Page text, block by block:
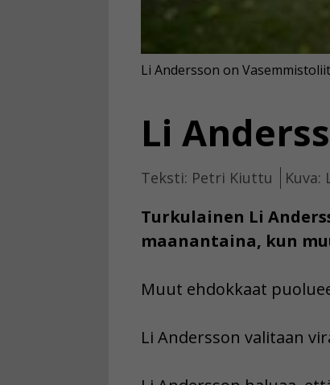
Li
Teksti: Petri Kiuttu Kuva:
Turkulainen Li
maanantaina, kun
Li Andersson on
Muut ehdokkaat
Li Andersson valitaan